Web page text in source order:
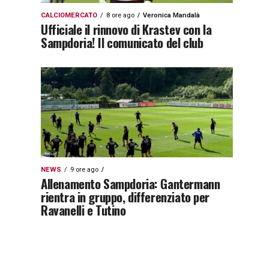
CALCIOMERCATO 8 ore ago Veronica Mandalà
Ufficiale il rinnovo di Krastev con la
Sampdoria! Il comunicato del club
NEWS 9 ore ago
Allenamento Sampdoria: Gantermann
rientra in gruppo, differenziato per
Ravanelli e Tutino